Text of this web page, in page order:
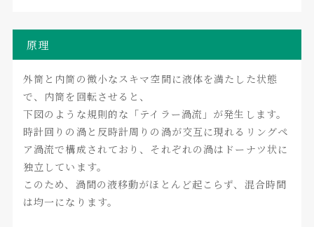
原理
外筒と内筒の微小なスキマ空間に液体を満たした状態
で、内筒を回転させると、
下図のような規則的な「テイラー渦流」が発生します。
時計回りの渦と反時計周りの渦が交互に現れるリングペ
ア渦流で構成されており、それぞれの渦はドーナツ状に
独立しています。
このため、渦間の液移動がほとんど起こらず、混合時間
は均一になります。